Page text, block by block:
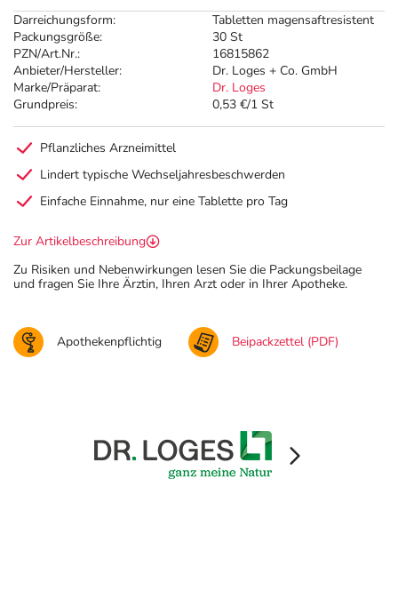
Darreichungsform:
Tabletten magensaftresistent
Packungsgröße:
30 St
PZN/Art.Nr.:
16815862
Anbieter/Hersteller:
Dr. Loges + Co. GmbH
Marke/Präparat:
Dr. Loges
Grundpreis:
0,53 €/1 St
Pflanzliches Arzneimittel
Lindert typische Wechseljahresbeschwerden
Einfache Einnahme, nur eine Tablette pro Tag
Zur Artikelbeschreibung
Zu Risiken und Nebenwirkungen lesen Sie die Packungsbeilage
und fragen Sie Ihre Ärztin, Ihren Arzt oder in Ihrer Apotheke.
Apothekenpflichtig Beipackzettel (PDF)